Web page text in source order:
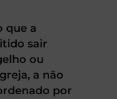
que a
sair
ou
a não
por